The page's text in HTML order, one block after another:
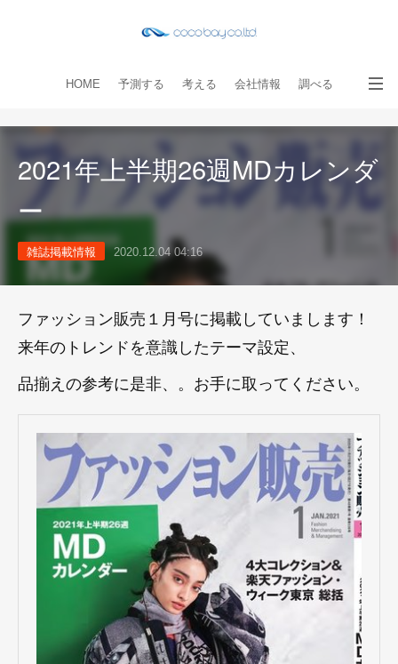
HOME 予測する 考える 会社情報 調べる
2021年上半期26週MDカレンダ
ー
雑誌掲載情報 2020.12.04 04:16
ファッション販売１月号に掲載していまします！
来年のトレンドを意識したテーマ設定、
品揃えの参考に是非、。お手に取ってください。